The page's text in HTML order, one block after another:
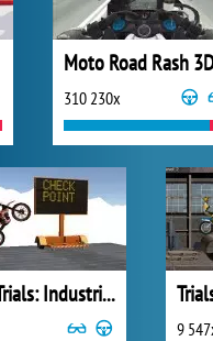
Moto Road Rash
310 230x
Moto Trials: Industrial
9